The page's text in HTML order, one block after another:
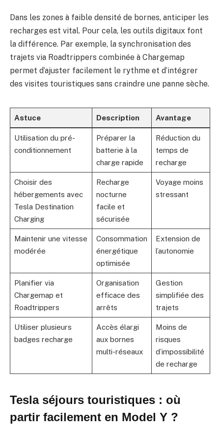
Dans les zones à faible densité de bornes, anticiper les
recharges est vital. Pour cela, les outils digitaux font
la différence. Par exemple, la synchronisation des
trajets via Roadtrippers combinée à Chargemap
permet d’ajuster facilement le rythme et d’intégrer
des visites touristiques sans craindre une panne sèche.
Astuce Description Avantage
Utilisation du pré-
conditionnement
Préparer la
batterie à la
charge rapide
Réduction du
temps de
recharge
Choisir des
hébergements avec
Tesla Destination
Charging
Recharge
nocturne
facile et
sécurisée
Voyage moins
stressant
Maintenir une vitesse
modérée
Consommation
énergétique
optimisée
Extension de
l’autonomie
Planifier via
Chargemap et
Roadtrippers
Organisation
efficace des
arrêts
Gestion
simplifiée des
trajets
Utiliser plusieurs
badges recharge
Accès élargi
aux bornes
multi-réseaux
Moins de
risques
d’impossibilité
de recharge
Tesla séjours touristiques : où
partir facilement en Model Y ?